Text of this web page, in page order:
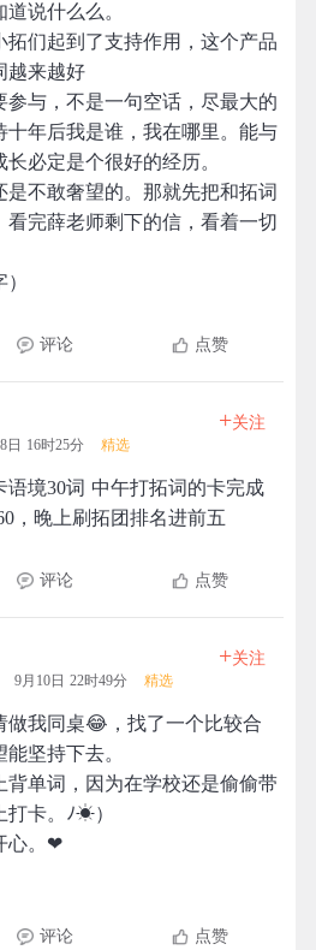
说什么么。
拓们起到了支持作用，这个产品
越来越好
参与，不是一句空话，尽最大的
十年后我是谁，我在哪里。能与
必定是个很好的经历。
是不敢奢望的。那就先把和拓词
看完薛老师剩下的信，看着一切
评论 点赞
日 16时25分 精选
+关注
语境30词 中午打拓词的卡完成
，晚上刷拓团排名进前五
评论 点赞
9月10日 22时49分 精选
+关注
做我同桌😂，找了一个比较合
坚持下去。
背单词，因为在学校还是偷偷带
打卡。ﾉ☀）
心。❤
评论 点赞